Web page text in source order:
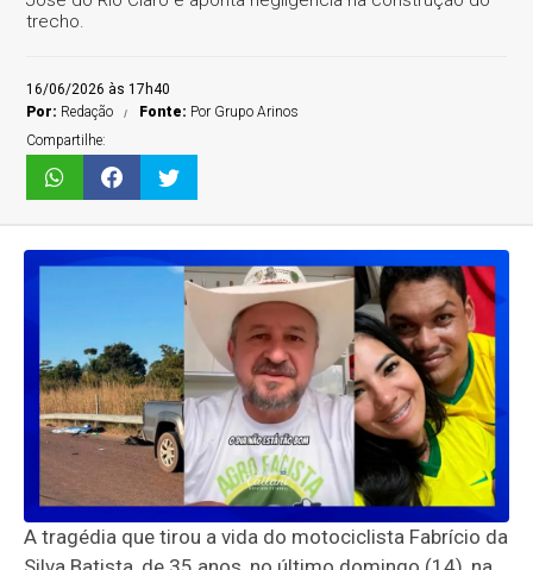
trecho.
16/06/2026 às 17h40
Por: Redação Fonte: Por Grupo Arinos
Compartilhe:
A tragédia que tirou a vida do motociclista Fabrício da